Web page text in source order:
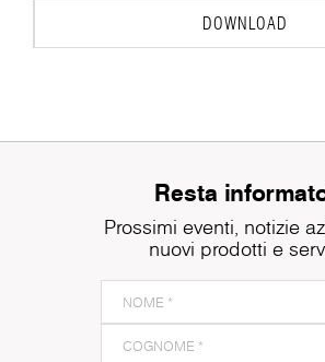
DOWNLOAD
Resta
Prossimi eventi, notizie
nuovi prodotti e